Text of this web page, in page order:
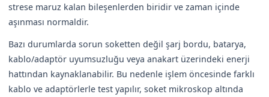
strese maruz kalan bileşenlerden biridir ve zaman içinde
aşınması normaldir.
Bazı durumlarda sorun soketten değil şarj bordu, batarya,
kablo/adaptör uyumsuzluğu veya anakart üzerindeki enerji
hattından kaynaklanabilir. Bu nedenle işlem öncesinde farklı
kablo ve adaptörlerle test yapılır, soket mikroskop altında